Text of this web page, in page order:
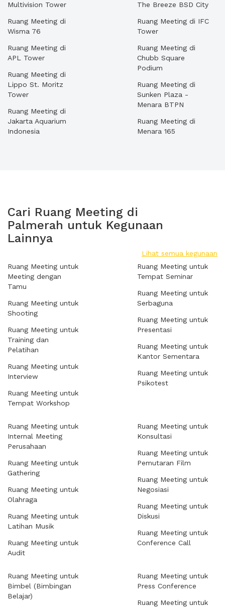
Multivision Tower
Ruang Meeting di
Wisma 76
Ruang Meeting di
APL Tower
Ruang Meeting di
Lippo St. Moritz
Tower
Ruang Meeting di
Jakarta Aquarium
Indonesia
The Breeze BSD City
Ruang Meeting di IFC
Tower
Ruang Meeting di
Chubb Square
Podium
Ruang Meeting di
Sunken Plaza -
Menara BTPN
Ruang Meeting di
Menara 165
Cari Ruang Meeting di
Palmerah untuk Kegunaan
Lainnya
Lihat semua kegunaan
Ruang Meeting untuk
Meeting dengan
Tamu
Ruang Meeting untuk
Shooting
Ruang Meeting untuk
Training dan
Pelatihan
Ruang Meeting untuk
Interview
Ruang Meeting untuk
Tempat Workshop
Ruang Meeting untuk
Tempat Seminar
Ruang Meeting untuk
Serbaguna
Ruang Meeting untuk
Presentasi
Ruang Meeting untuk
Kantor Sementara
Ruang Meeting untuk
Psikotest
Ruang Meeting untuk
Internal Meeting
Perusahaan
Ruang Meeting untuk
Gathering
Ruang Meeting untuk
Olahraga
Ruang Meeting untuk
Latihan Musik
Ruang Meeting untuk
Audit
Ruang Meeting untuk
Konsultasi
Ruang Meeting untuk
Pemutaran Film
Ruang Meeting untuk
Negosiasi
Ruang Meeting untuk
Diskusi
Ruang Meeting untuk
Conference Call
Ruang Meeting untuk
Bimbel (Bimbingan
Belajar)
Ruang Meeting untuk
Press Conference
Ruang Meeting untuk